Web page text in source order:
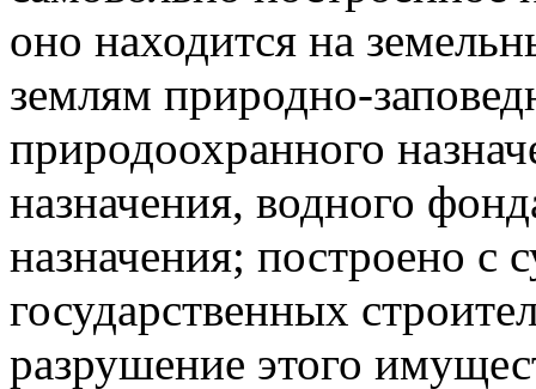
оно находится на
землям природно-
природоохранного
назначения, водного
назначения; построено
государственных
разрушение этого